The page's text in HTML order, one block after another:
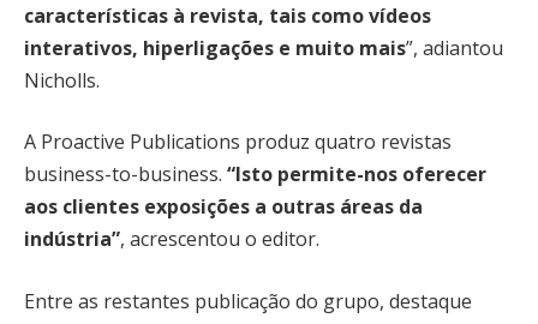
características à revista, tais como vídeos
interativos, hiperligações e muito mais”, adiantou
Nicholls.
A Proactive Publications produz quatro revistas
business-to-business. “Isto permite-nos oferecer
aos clientes exposições a outras áreas da
indústria”, acrescentou o editor.
Entre as restantes publicação do grupo, destaque